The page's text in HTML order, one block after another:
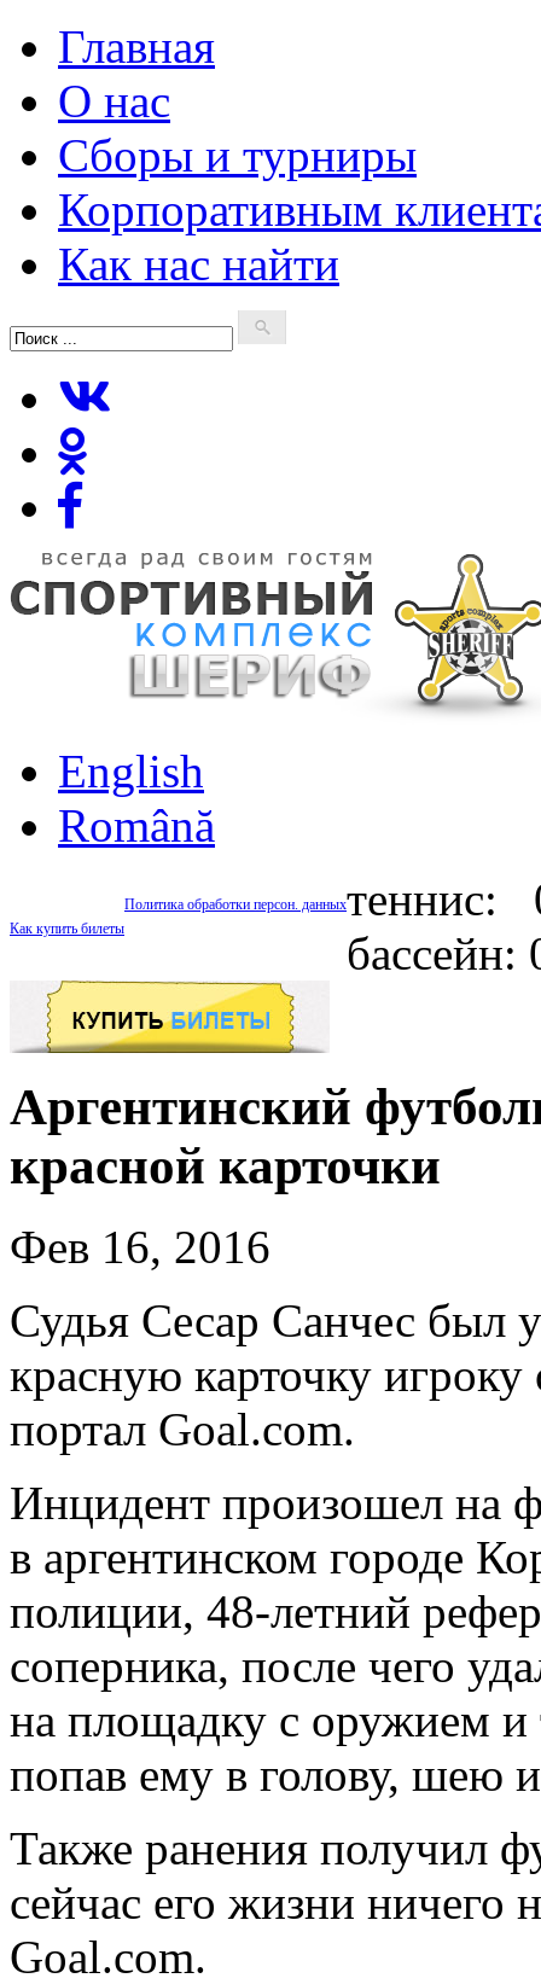
Главная
О нас
Сборы и турниры
Корпоративным
Как нас найти
English
Română
Политика обработки персон. данных
Как купить билеты
теннис:
Аргентинский
красной карточки
Фев 16, 2016
Судья Сесар Санчес был
красную карточку
портал Goal.com.
Инцидент произошел на
в аргентинском городе
полиции, 48-летний
соперника, после чего
на площадку с оружием
попав ему в голову, шею
Также ранения получил
сейчас его жизни ничего
Goal.com.